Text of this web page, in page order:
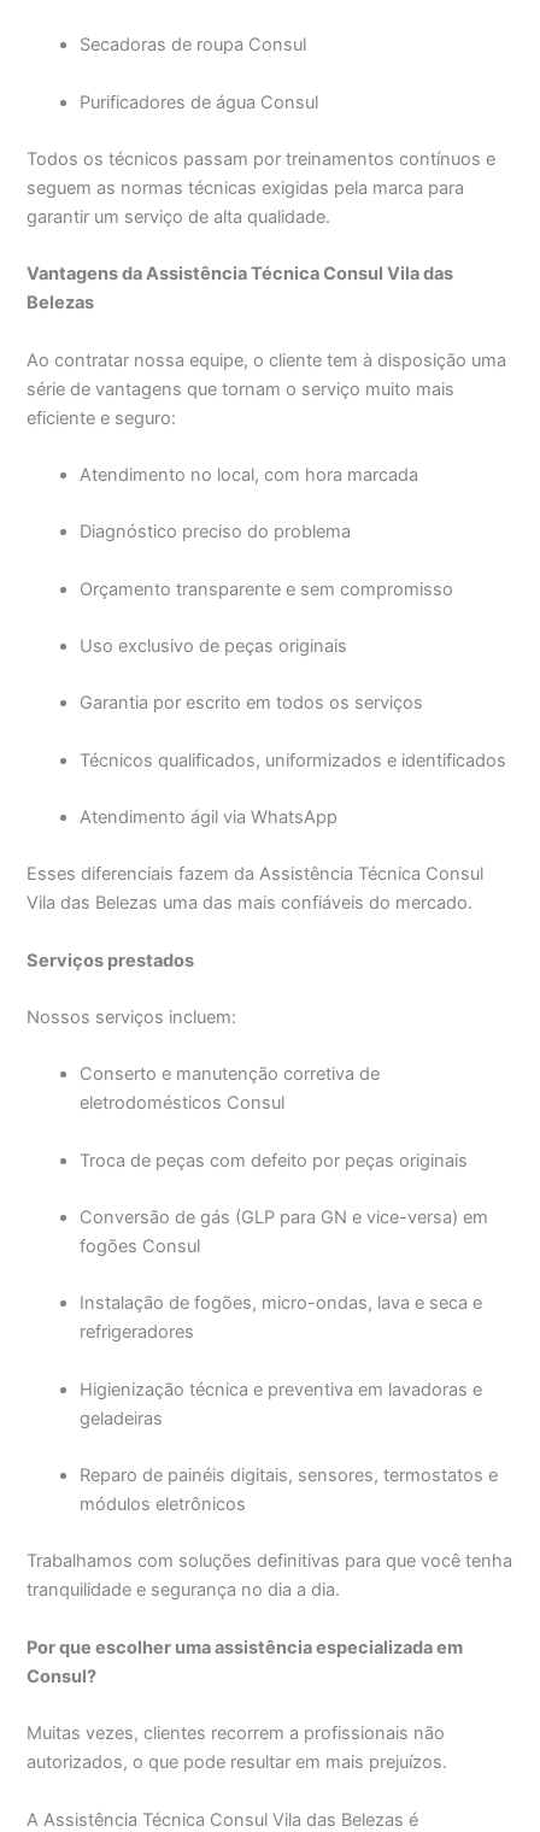
Secadoras de roupa Consul
Purificadores de água Consul
Todos os técnicos passam por treinamentos contínuos e
seguem as normas técnicas exigidas pela marca para
garantir um serviço de alta qualidade.
Vantagens da Assistência Técnica Consul Vila das
Belezas
Ao contratar nossa equipe, o cliente tem à disposição uma
série de vantagens que tornam o serviço muito mais
eficiente e seguro:
Atendimento no local, com hora marcada
Diagnóstico preciso do problema
Orçamento transparente e sem compromisso
Uso exclusivo de peças originais
Garantia por escrito em todos os serviços
Técnicos qualificados, uniformizados e identificados
Atendimento ágil via WhatsApp
Esses diferenciais fazem da Assistência Técnica Consul
Vila das Belezas uma das mais confiáveis do mercado.
Serviços prestados
Nossos serviços incluem:
Conserto e manutenção corretiva de
eletrodomésticos Consul
Troca de peças com defeito por peças originais
Conversão de gás (GLP para GN e vice-versa) em
fogões Consul
Instalação de fogões, micro-ondas, lava e seca e
refrigeradores
Higienização técnica e preventiva em lavadoras e
geladeiras
Reparo de painéis digitais, sensores, termostatos e
módulos eletrônicos
Trabalhamos com soluções definitivas para que você tenha
tranquilidade e segurança no dia a dia.
Por que escolher uma assistência especializada em
Consul?
Muitas vezes, clientes recorrem a profissionais não
autorizados, o que pode resultar em mais prejuízos.
A Assistência Técnica Consul Vila das Belezas é